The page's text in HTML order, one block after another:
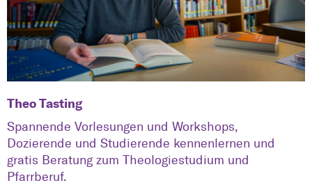
Theo Tasting
Spannende Vorlesungen und Workshops,
Dozierende und Studierende kennenlernen und
gratis Beratung zum Theologiestudium und
Pfarrberuf.